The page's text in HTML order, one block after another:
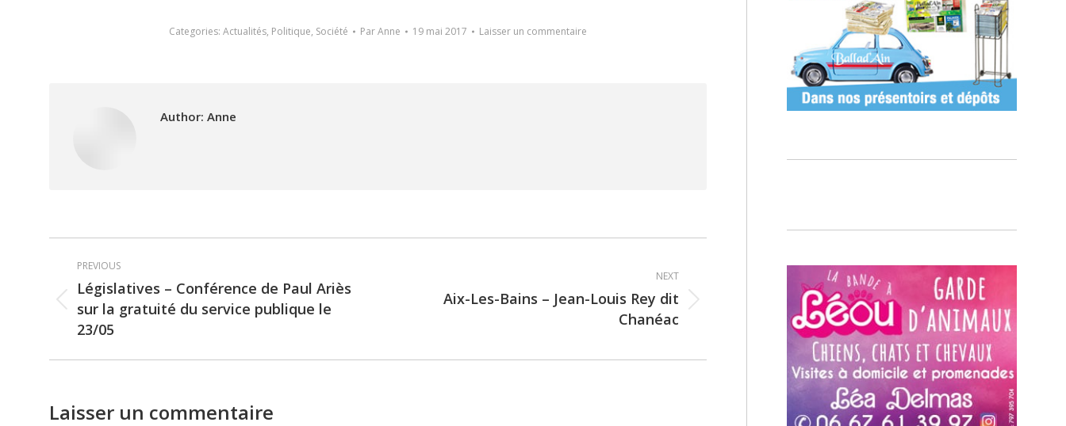
Categories: Actualités, Politique, Société ParAnne 19 mai 2017 Laisser un commentaire
Author: Anne
Post
navigation
PREVIOUS
Previous
post:
Législatives – Conférence de Paul Ariès
sur la gratuité du service publique le
23/05
NEXT
Aix-Les-Bains – Jean-Louis Rey dit
Chanéac
Laisser un commentaire